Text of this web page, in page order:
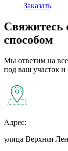
Заказать
способом
Мы ответим на
под ваш участок и
Адрес:
улица Верхняя